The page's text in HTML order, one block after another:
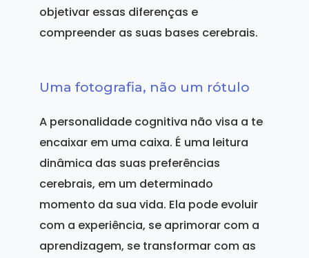
objetivar essas diferenças e
compreender as suas bases cerebrais.
Uma fotografia, não um rótulo
A personalidade cognitiva não visa a te
encaixar em uma caixa. É uma leitura
dinâmica das suas preferências
cerebrais, em um determinado
momento da sua vida. Ela pode evoluir
com a experiência, se aprimorar com a
aprendizagem, se transformar com as